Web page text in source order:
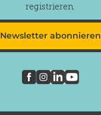
registrieren.
Newsletter abonnieren